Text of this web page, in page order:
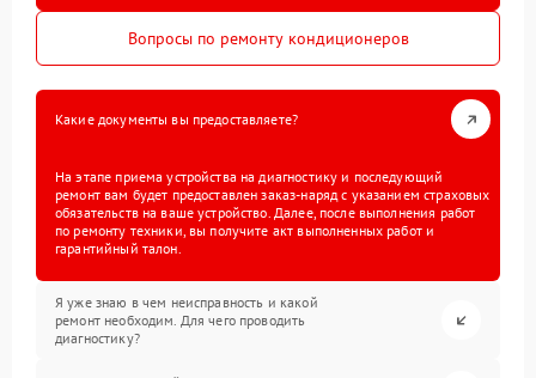
Вопросы по ремонту кондиционеров
Какие документы вы предоставляете?
На этапе приема устройства на диагностику и последующий
ремонт вам будет предоставлен заказ-наряд с указанием страховых
обязательств на ваше устройство. Далее, после выполнения работ
по ремонту техники, вы получите акт выполненных работ и
гарантийный талон.
Я уже знаю в чем неисправность и какой
ремонт необходим. Для чего проводить
диагностику?